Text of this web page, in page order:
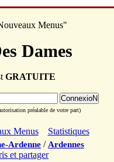
Menus"
Dames
GRATUITE
préalable de votre part)
Menus
Statistiques
Ardenne / Ardennes